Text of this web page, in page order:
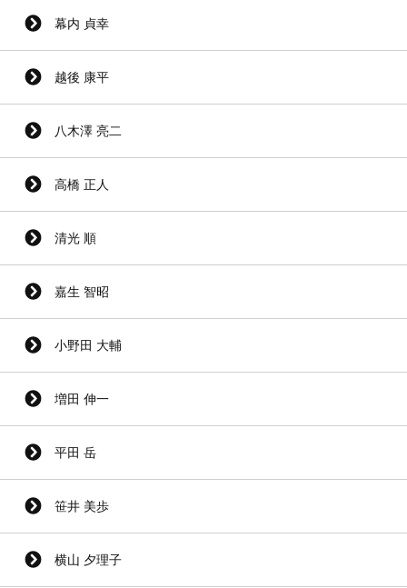
幕内 貞幸
越後 康平
八木澤 亮二
高橋 正人
清光 順
嘉生 智昭
小野田 大輔
増田 伸一
平田 岳
笹井 美歩
横山 夕理子